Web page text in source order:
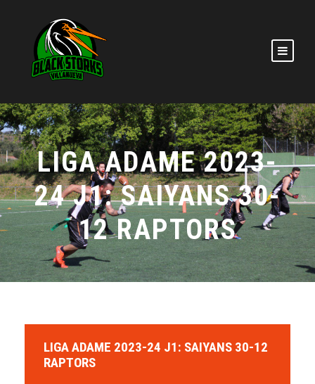
LIGA ADAME 2023-
24 J1: SAIYANS 30-
12 RAPTORS
LIGA ADAME 2023-24 J1: SAIYANS 30-12
RAPTORS